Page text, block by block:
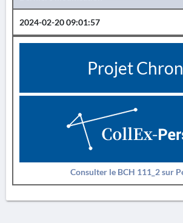
2024-02-20 09:01:57
Projet
Consulter le BCH 111_2 sur